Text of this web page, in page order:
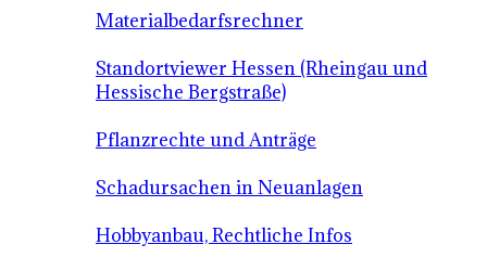
Materialbedarfsrechner
Standortviewer Hessen (Rheingau und
Hessische Bergstraße)
Pflanzrechte und Anträge
Schadursachen in Neuanlagen
Hobbyanbau, Rechtliche Infos